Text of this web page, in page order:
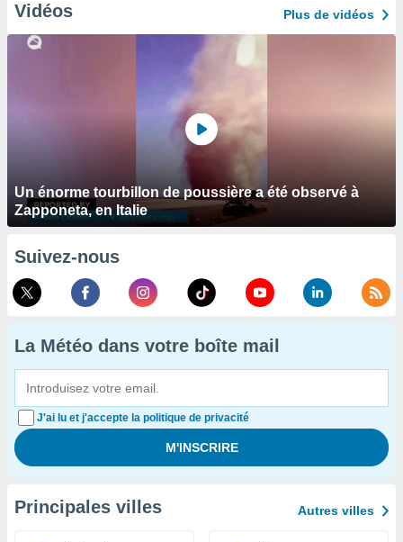
Vidéos Plus de vidéos
Un énorme tourbillon de poussière a été observé à
Zapponeta, en Italie
Suivez-nous
La Météo dans votre boîte mail
J'ai lu et j'accepte la politique de privacité
Principales villes Autres villes